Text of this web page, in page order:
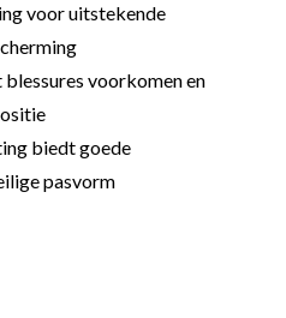
voor uitstekende
voorkomen en
biedt goede
pasvorm